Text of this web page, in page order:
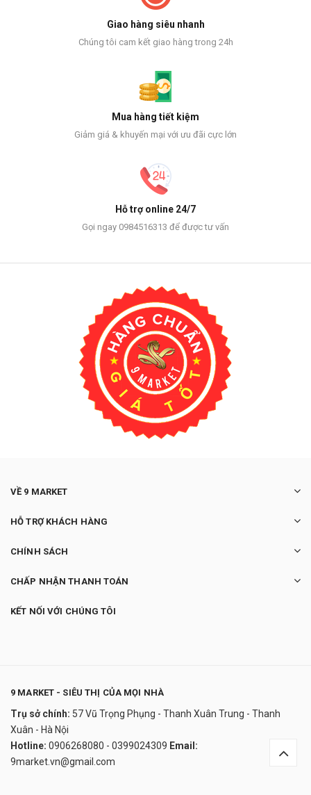
Giao hàng siêu nhanh
Chúng tôi cam kết giao hàng trong 24h
Mua hàng tiết kiệm
Giảm giá & khuyến mại với ưu đãi cực lớn
Hỗ trợ online 24/7
Gọi ngay 0984516313 để được tư vấn
VỀ 9 MARKET
HỖ TRỢ KHÁCH HÀNG
CHÍNH SÁCH
CHẤP NHẬN THANH TOÁN
KẾT NỐI VỚI CHÚNG TÔI
9 MARKET - SIÊU THỊ CỦA MỌI NHÀ
Trụ sở chính: 57 Vũ Trọng Phụng - Thanh Xuân Trung - Thanh
Xuân - Hà Nội
Hotline: 0906268080 - 0399024309 Email:
9market.vn@gmail.com
Mask Pack
250.000₫